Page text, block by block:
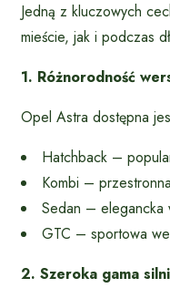
Jedną z kluczowych
mieście, jak i podczas
1. Różnorodność
Opel Astra dostępna
Hatchback –
Kombi –
Sedan – elegancka
GTC – sportowa
2. Szeroka gama